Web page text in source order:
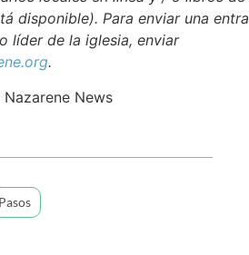
disponible). Para enviar una
líder de la iglesia, enviar
.
News
Pasos